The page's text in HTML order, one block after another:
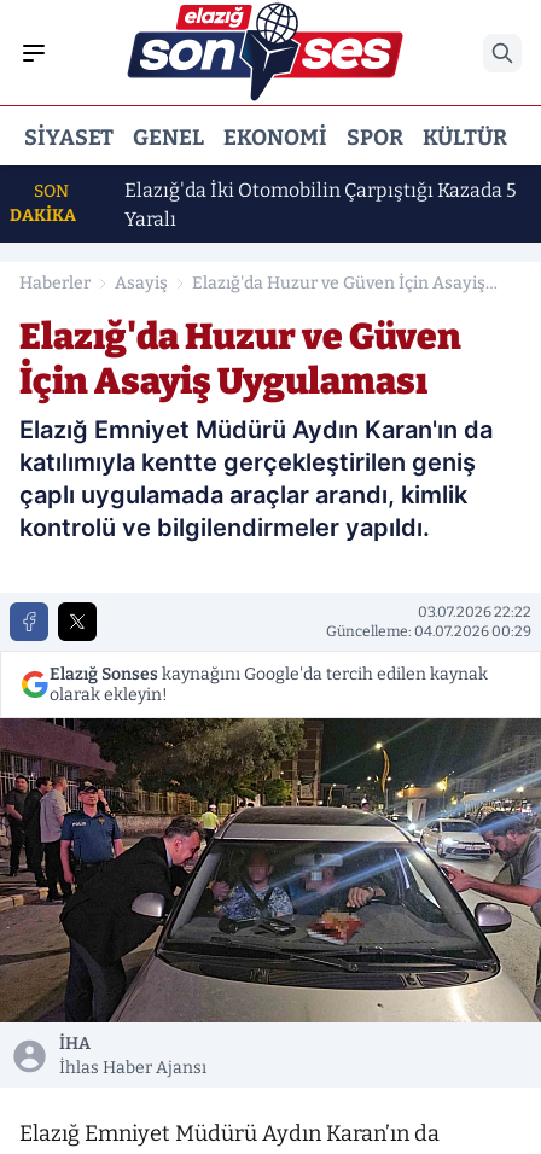
SIYASET GENEL EKONOMI SPOR KÜLTÜR
SON
DAKİKA
Elazığ'da İki Otomobilin Çarpıştığı Kazada 5
Yaralı
Haberler Asayiş
Elazığ'da Huzur ve Güven İçin Asayiş
Elazığ'da Huzur ve Güven
İçin Asayiş Uygulaması
Elazığ Emniyet Müdürü Aydın Karan'ın da
katılımıyla kentte gerçekleştirilen geniş
çaplı uygulamada araçlar arandı, kimlik
kontrolü ve bilgilendirmeler yapıldı.
03.07.2026 22:22
Güncelleme: 04.07.2026 00:29
Elazığ Sonseskaynağını Google'da tercih edilen kaynak
olarak ekleyin!
İHA
İhlas Haber Ajansı
Elazığ Emniyet Müdürü Aydın Karan’ın da